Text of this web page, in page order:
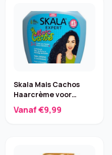
Skala Mais Cachos
Haarcrème voor
Vanaf €9,99